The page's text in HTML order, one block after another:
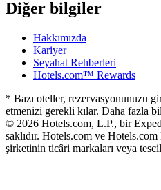
Diğer bilgiler
Hakkımızda
Kariyer
Seyahat Rehberleri
Hotels.com™ Rewards
* Bazı oteller, rezervasyonunuzu
etmenizi gerekli kılar. Daha fazla
© 2026 Hotels.com, L.P., bir
saklıdır. Hotels.com ve
şirketinin ticâri markaları veya